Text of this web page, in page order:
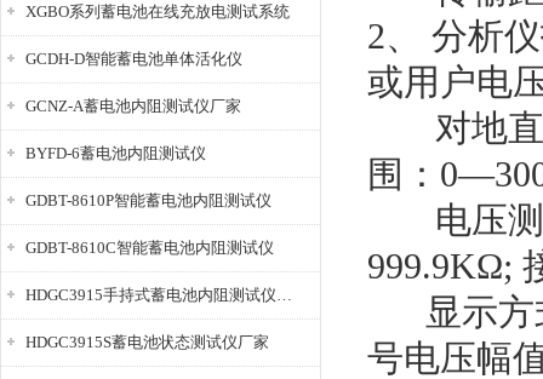
XGBO系列蓄电池在线充放电测试系统
GCDH-D智能蓄电池单体活化仪
GCNZ-A蓄电池内阻测试仪厂家
BYFD-6蓄电池内阻测试仪
GDBT-8610P智能蓄电池内阻测试仪
GDBT-8610C智能蓄电池内阻测试仪
HDGC3915手持式蓄电池内阻测试仪厂家
HDGC3915S蓄电池状态测试仪厂家
2、 分析
或用户电
对地直
围：
电压测
999.9KΩ;
显示方
号电压幅